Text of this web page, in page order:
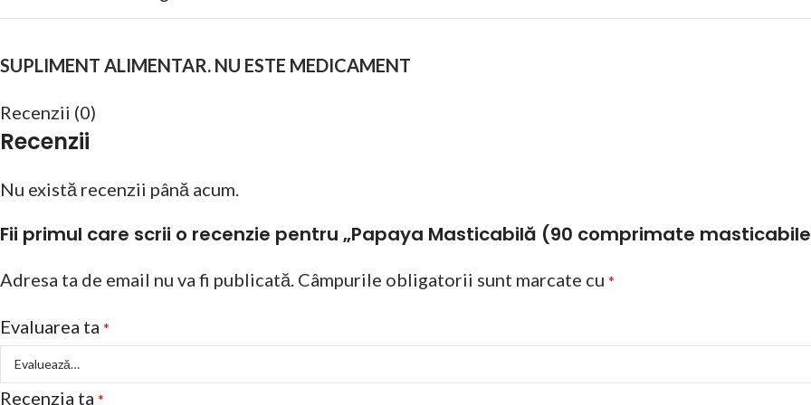
SUPLIMENT ALIMENTAR. NU ESTE MEDICAMENT
Recenzii (0)
Recenzii
Nu există recenzii până acum.
Fii primul care scrii o recenzie pentru „Papaya Masticabilă (90 comprimate
Adresa ta de email nu va fi publicată. Câmpurile obligatorii sunt marcate cu *
Evaluarea ta *
Recenzia ta *